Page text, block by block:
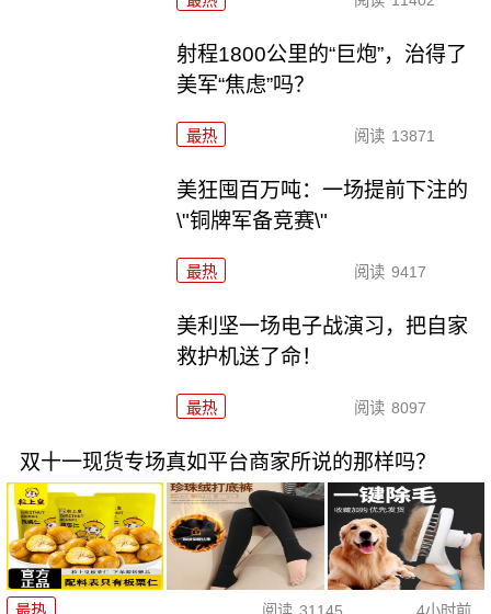
射程1800公里的“巨炮”，治得了
美军“焦虑”吗？
最热 阅读 13871
美狂囤百万吨：一场提前下注的
\"铜牌军备竞赛\"
最热 阅读 9417
美利坚一场电子战演习，把自家
救护机送了命！
最热 阅读 8097
双十一现货专场真如平台商家所说的那样吗？